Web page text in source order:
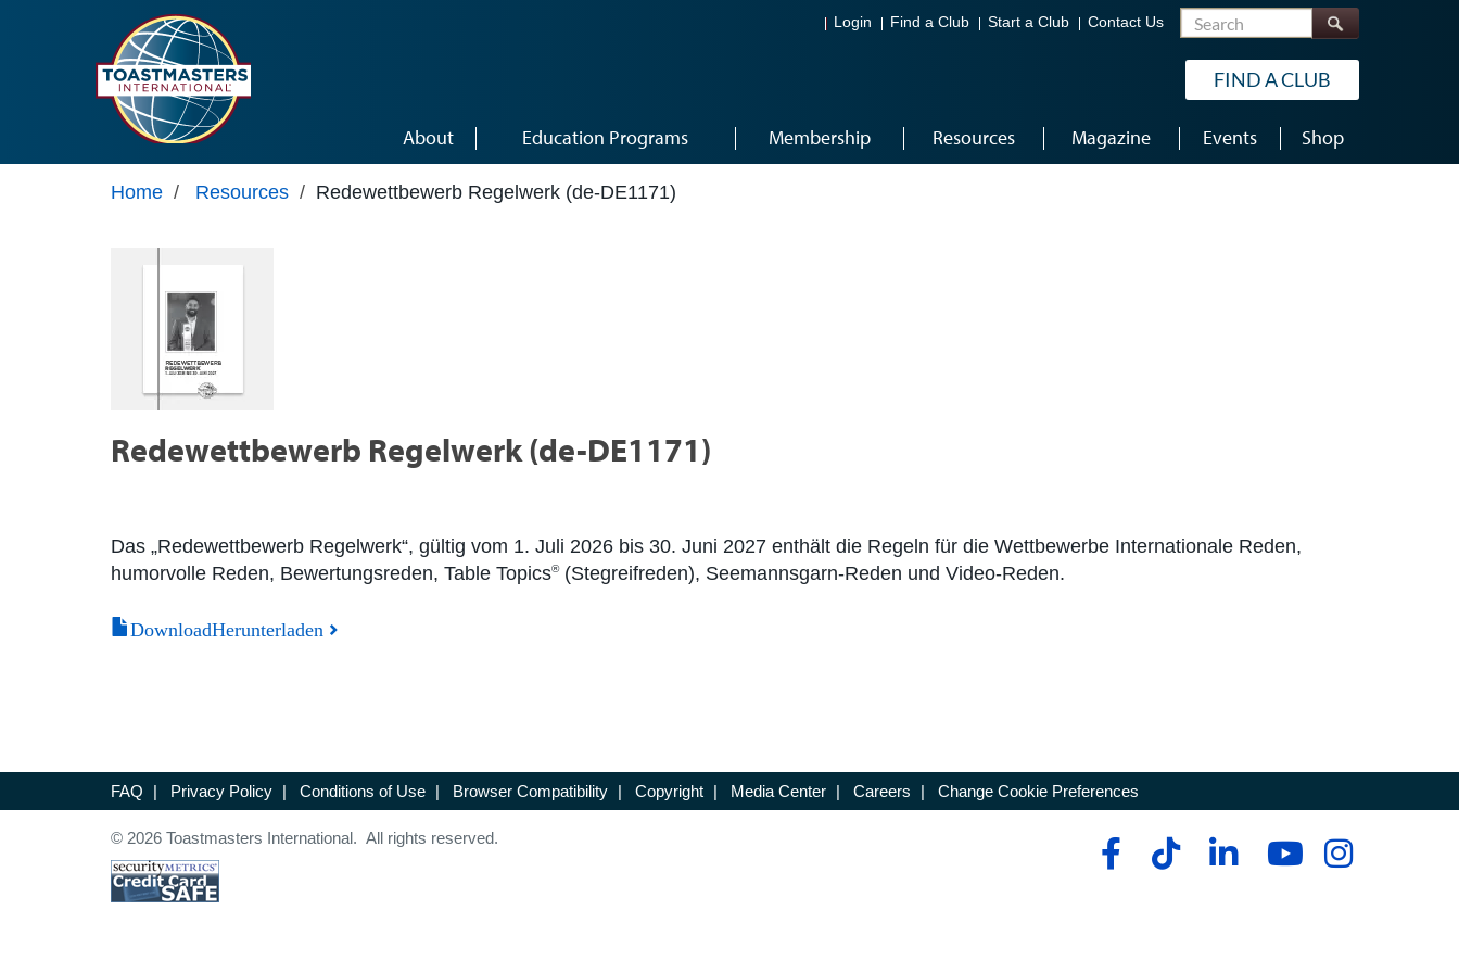
Login Find a Club Start a Club Contact Us Search
FIND A CLUB
About Education Programs Membership Resources Magazine Events Shop
Home / Resources / Redewettbewerb Regelwerk (de-DE1171)
Redewettbewerb Regelwerk (de-DE1171)
Das „Redewettbewerb Regelwerk“, gültig vom 1. Juli 2026 bis 30. Juni 2027 enthält die Regeln für die Wettbewerbe Internationale Reden,
humorvolle Reden, Bewertungsreden, Table Topics®(Stegreifreden), Seemannsgarn-Reden und Video-Reden.
DownloadHerunterladen
FAQ | Privacy Policy | Conditions of Use | Browser Compatibility | Copyright | Media Center | Careers | Change Cookie Preferences
© 2026 Toastmasters International. All rights reserved.